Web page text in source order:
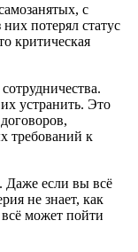
с
потерял статус
критическая
устранить. Это
требований к
если вы всё
не знает, как
может пойти